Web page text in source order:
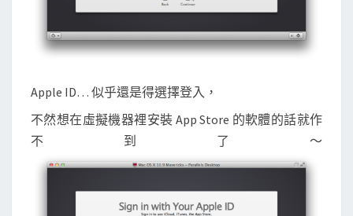
Apple ID… 似乎還是得選擇登入，
不然想在虛擬機器裡安裝 App Store 的軟體的話就作
不到了～